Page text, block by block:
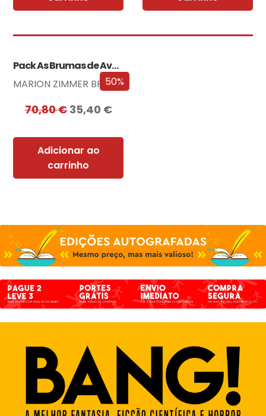
50%
Pack As Brumas de Avalon
MARION ZIMMER BRADLEY
70,80€ 35,40 €
Adicionar ao
carrinho